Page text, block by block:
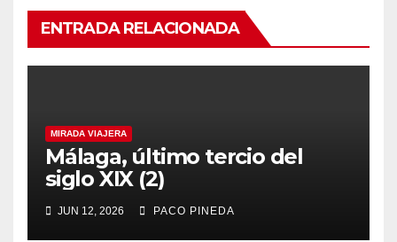
ENTRADA RELACIONADA
MIRADA VIAJERA
Málaga, último tercio del
siglo XIX (2)
JUN 12, 2026 PACO PINEDA